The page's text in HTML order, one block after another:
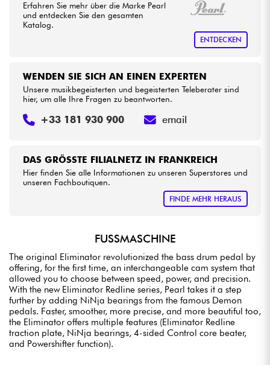
Erfahren Sie mehr über die Marke Pearl
und entdecken Sie den gesamten
Katalog.
ENTDECKEN
DAS GRÖSSTE FILIALNETZ IN FRANKREICH
Hier finden Sie alle Informationen zu unseren Superstores und
unseren Fachboutiquen.
FINDE MEHR HERAUS
WENDEN SIE SICH AN EINEN EXPERTEN
Unsere musikbegeisterten und begeisterten Teleberater sind
hier, um alle Ihre Fragen zu beantworten.
+33 181 930 900 email
FUSSMASCHINE
The original Eliminator revolutionized the bass drum pedal by
offering, for the first time, an interchangeable cam system that
allowed you to choose between speed, power, and precision.
With the new Eliminator Redline series, Pearl takes it a step
further by adding NiNja bearings from the famous Demon
pedals. Faster, smoother, more precise, and more beautiful too,
the Eliminator offers multiple features (Eliminator Redline
traction plate, NiNja bearings, 4-sided Control core beater,
and Powershifter function).